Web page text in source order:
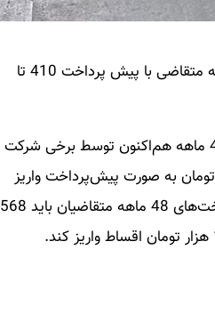
جزئیات فروش اقساطی 207 دنده‌ای پانوراما در اردیبهشت 1403 از این قرار است که متقاضی با پیش پرداخت 410 تا
فروش اقساطی 207 دنده ای پانوراما به سه روش اقساطی 12 ماهه، 24 ماهه و 48 ماهه هم‌اکنون توسط برخی شرکت
ها انجام می‌شود. در روش کوتاه‌مدت متقاضی باید 412 میلیون و 965 هزار و 500 تومان به صورت پیش‌پرداخت واریز
کند. همچنین باید ماهانه 32 میلیون و 259 هزار تومان قسط پرداخت کند. در پرداخت‌های 48 ماهه متقاضیان باید 568